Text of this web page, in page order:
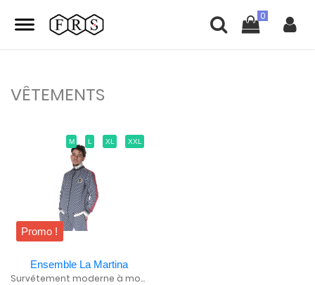
VÊTEMENTS
Promo !
M L XL XXL
Ensemble La Martina
Survêtement moderne à motif graphique avec bandes contrastées